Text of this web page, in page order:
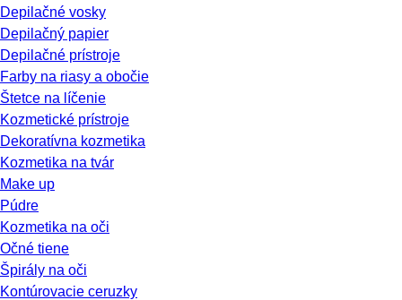
Depilačné vosky
Depilačný papier
Depilačné prístroje
Farby na riasy a obočie
Štetce na líčenie
Kozmetické prístroje
Dekoratívna kozmetika
Kozmetika na tvár
Make up
Púdre
Kozmetika na oči
Očné tiene
Špirály na oči
Kontúrovacie ceruzky